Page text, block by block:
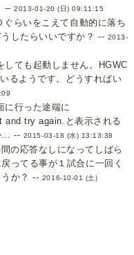
--2013-01-20 (日) 09:11:15
らいをこえて自動的に落ち
したらいいですか？ -- 2013-
しても起動しません。HGWC
るようです。どうすればい
に行った途端に
try again.と表示される
… -- 2015-03-18 (水) 13:13:38
の応答なしになってしばら
ってる事が１試合に一回く
か？ -- 2016-10-01 (土)